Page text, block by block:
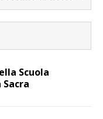
Scuola